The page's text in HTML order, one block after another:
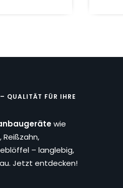
QUALITÄT FÜR IHRE
wie
– langlebig,
Jetzt entdecken!